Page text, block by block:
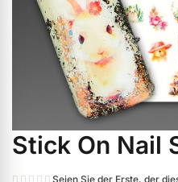
Gel anzeigen
Farbgele anzeigen
Gel Polish anzeigen
Zum
Anfang
Stick On Nail
Seien Sie der Erste, der